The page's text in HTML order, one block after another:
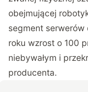
obejmującej
segment serwerów
roku wzrost o 100
niebywałym i
producenta.